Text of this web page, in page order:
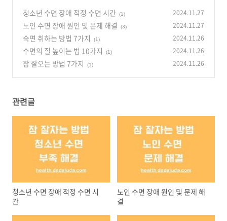
청소년 수면 장애 적정 수면 시간
(1) 2024.11.27
노인 수면 장애 원인 및 문제 해결 (3) 2024.11.27
숙면 취하는 방법 7가지 (1) 2024.11.26
수면의 질 높이는 법 10가지 (1) 2024.11.26
잠 잘오는 방법 7가지 (1) 2024.11.26
관련글
청소년 수면 장애 적정 수면 시
간
노인 수면 장애 원인 및 문제 해
결